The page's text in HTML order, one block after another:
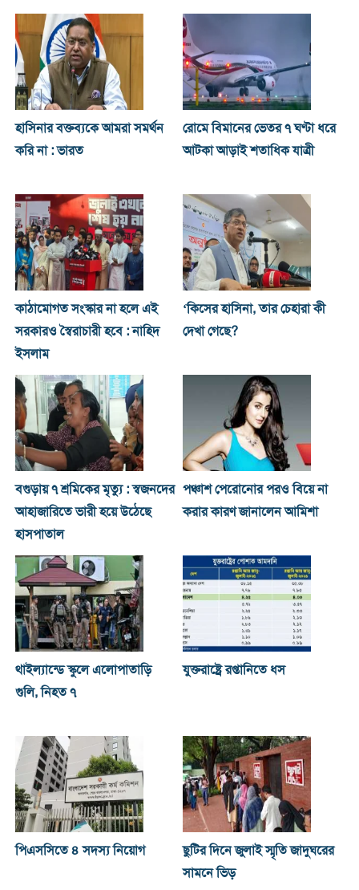
হাসিনার বক্তব্যকে আমরা সমর্থন
করি না : ভারত
রোমে বিমানের ভেতর ৭ ঘণ্টা ধরে
আটকা আড়াই শতাধিক যাত্রী
কাঠামোগত সংস্কার না হলে এই
সরকারও স্বৈরাচারী হবে : নাহিদ
ইসলাম
‘কিসের হাসিনা, তার চেহারা কী
দেখা গেছে?
বগুড়ায় ৭ শ্রমিকের মৃত্যু : স্বজনদের
আহাজারিতে ভারী হয়ে উঠেছে
হাসপাতাল
পঞ্চাশ পেরোনোর পরও বিয়ে না
করার কারণ জানালেন আমিশা
থাইল্যান্ডে স্কুলে এলোপাতাড়ি
গুলি, নিহত ৭
যুক্তরাষ্ট্রে রপ্তানিতে ধস
পিএসসিতে ৪ সদস্য নিয়োগ
ছুটির দিনে জুলাই স্মৃতি জাদুঘরের
সামনে ভিড়